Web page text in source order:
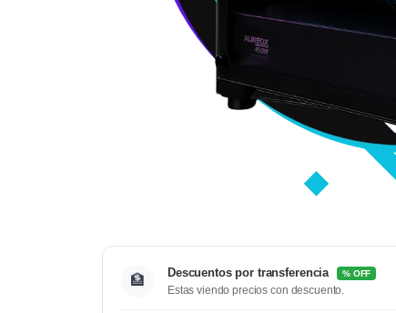
🏦 Descuentos por transferencia % OFF
Estas viendo precios con descuento.